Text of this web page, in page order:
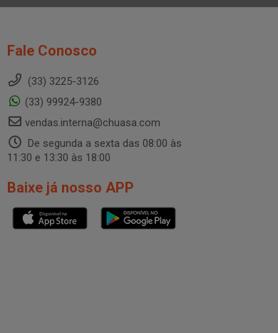
Fale Conosco
(33) 3225-3126
(33) 99924-9380
vendas.interna@chuasa.com
De segunda a sexta das 08:00 às
11:30 e 13:30 às 18:00
Baixe já nosso APP